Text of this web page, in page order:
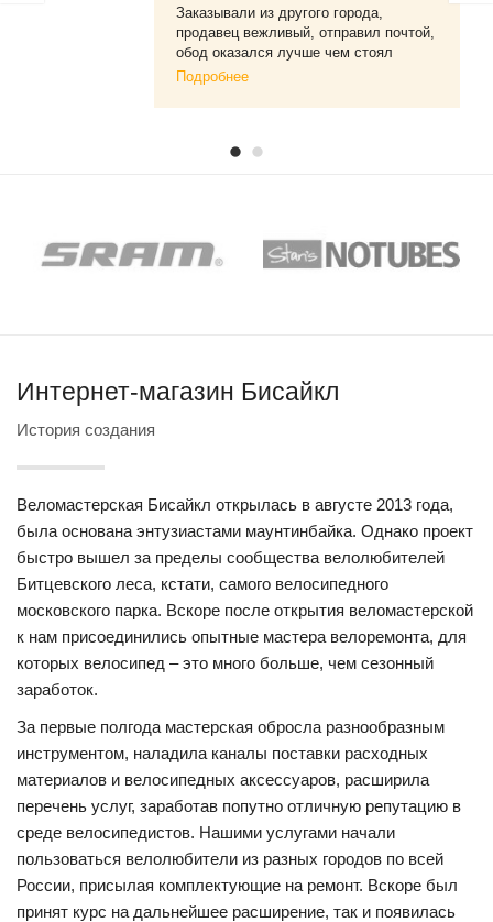
Заказывали из другого города,
продавец вежливый, отправил почтой,
обод оказался лучше чем стоял
изначально на нашем велосипеде.
Подробнее
Интернет-магазин Бисайкл
История создания
Веломастерская Бисайкл открылась в августе 2013 года,
была основана энтузиастами маунтинбайка. Однако проект
быстро вышел за пределы сообщества велолюбителей
Битцевского леса, кстати, самого велосипедного
московского парка. Вскоре после открытия веломастерской
к нам присоединились опытные мастера велоремонта, для
которых велосипед – это много больше, чем сезонный
заработок.
За первые полгода мастерская обросла разнообразным
инструментом, наладила каналы поставки расходных
материалов и велосипедных аксессуаров, расширила
перечень услуг, заработав попутно отличную репутацию в
среде велосипедистов. Нашими услугами начали
пользоваться велолюбители из разных городов по всей
России, присылая комплектующие на ремонт. Вскоре был
принят курс на дальнейшее расширение, так и появилась